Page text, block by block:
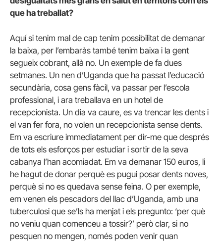
que ha treballat?
Aquí si tenim mal de cap tenim possibilitat de demanar
la baixa, per l’embaràs també tenim baixa i la gent
segueix cobrant, allà no. Un exemple de fa dues
setmanes. Un nen d’Uganda que ha passat l’educació
secundària, cosa gens fàcil, va passar per l’escola
professional, i ara treballava en un hotel de
recepcionista. Un dia va caure, es va trencar les dents i
el van fer fora, no volen un recepcionista sense dents.
Em va escriure immediatament per dir-me que després
de tots els esforços per estudiar i sortir de la seva
cabanya l’han acomiadat. Em va demanar 150 euros, li
he hagut de donar perquè es pugui posar dents noves,
perquè si no es quedava sense feina. O per exemple,
em venen els pescadors del llac d’Uganda, amb una
tuberculosi que se’ls ha menjat i els pregunto: ‘per què
no veniu quan comenceu a tossir?’ però clar, si no
pesquen no mengen, només poden venir quan